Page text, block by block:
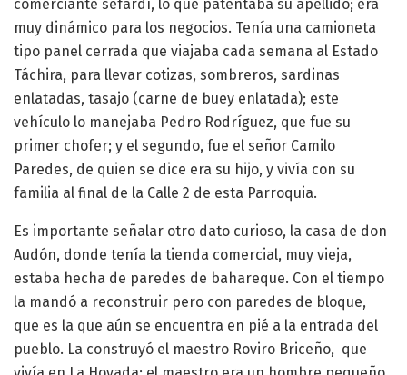
comerciante sefardí, lo que patentaba su apellido; era
muy dinámico para los negocios. Tenía una camioneta
tipo panel cerrada que viajaba cada semana al Estado
Táchira, para llevar cotizas, sombreros, sardinas
enlatadas, tasajo (carne de buey enlatada); este
vehículo lo manejaba Pedro Rodríguez, que fue su
primer chofer; y el segundo, fue el señor Camilo
Paredes, de quien se dice era su hijo, y vivía con su
familia al final de la Calle 2 de esta Parroquia.
Es importante señalar otro dato curioso, la casa de don
Audón, donde tenía la tienda comercial, muy vieja,
estaba hecha de paredes de bahareque. Con el tiempo
la mandó a reconstruir pero con paredes de bloque,
que es la que aún se encuentra en pié a la entrada del
pueblo. La construyó el maestro Roviro Briceño, que